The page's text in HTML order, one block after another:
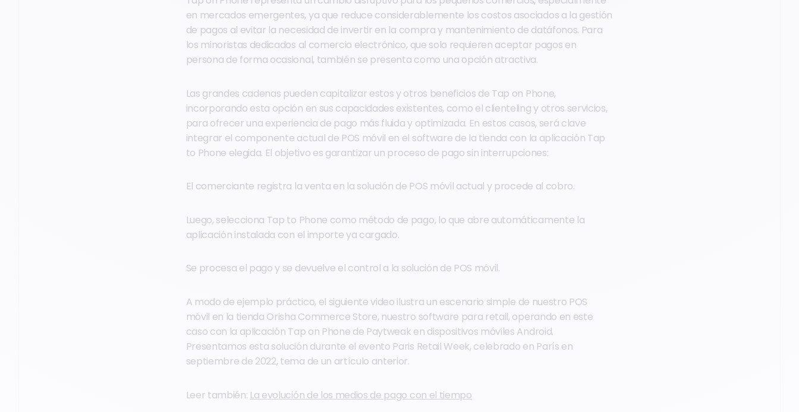
en mercados emergentes, ya que reduce considerablemente los costos asociados a la gestión
de pagos al evitar la necesidad de invertir en la compra y mantenimiento de datáfonos. Para
los minoristas dedicados al comercio electrónico, que solo requieren aceptar pagos en
persona de forma ocasional, también se presenta como una opción atractiva.
Las grandes cadenas pueden capitalizar estos y otros beneficios de Tap on Phone,
incorporando esta opción en sus capacidades existentes, como el clienteling y otros servicios,
para ofrecer una experiencia de pago más fluida y optimizada. En estos casos, será clave
integrar el componente actual de POS móvil en el software de la tienda con la aplicación Tap
to Phone elegida. El objetivo es garantizar un proceso de pago sin interrupciones:
El comerciante registra la venta en la solución de POS móvil actual y procede al cobro.
Luego, selecciona Tap to Phone como método de pago, lo que abre automáticamente la
aplicación instalada con el importe ya cargado.
Se procesa el pago y se devuelve el control a la solución de POS móvil.
A modo de ejemplo práctico, el siguiente video ilustra un escenario simple de nuestro POS
móvil en la tienda Orisha Commerce Store, nuestro software para retail, operando en este
caso con la aplicación Tap on Phone de Paytweak en dispositivos móviles Android.
Presentamos esta solución durante el evento Paris Retail Week, celebrado en París en
septiembre de 2022, tema de un artículo anterior.
Leer también: La evolución de los medios de pago con el tiempo